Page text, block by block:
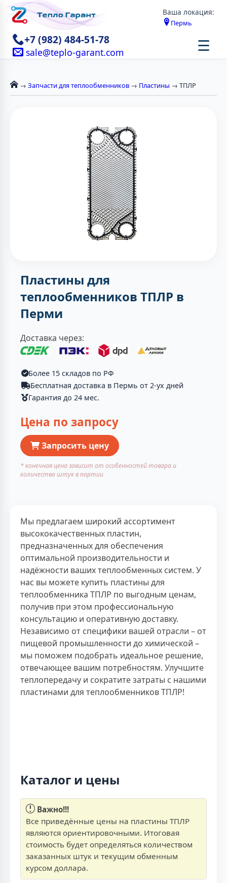
Ваша локация:
Пермь
+7 (982) 484-51-78
sale@teplo-garant.com ☰
→ Запчасти для теплообменников → Пластины → ТПЛР
Пластины для
теплообменников ТПЛР в
Перми
Доставка через:
Более 15 складов по РФ
Бесплатная доставка в Пермь от 2-ух дней
Гарантия до 24 мес.
Цена по запросу
Запросить цену
* конечная цена зависит от особенностей товара и
количества штук в партии
Мы предлагаем широкий ассортимент
высококачественных пластин,
предназначенных для обеспечения
оптимальной производительности и
надёжности ваших теплообменных систем. У
нас вы можете купить пластины для
теплообменника ТПЛР по выгодным ценам,
получив при этом профессиональную
консультацию и оперативную доставку.
Независимо от специфики вашей отрасли – от
пищевой промышленности до химической –
мы поможем подобрать идеальное решение,
отвечающее вашим потребностям. Улучшите
теплопередачу и сократите затраты с нашими
пластинами для теплообменников ТПЛР!
Каталог и цены
Важно!!!
Все приведённые цены на пластины ТПЛР
являются ориентировочными. Итоговая
стоимость будет определяться количеством
заказанных штук и текущим обменным
курсом доллара.